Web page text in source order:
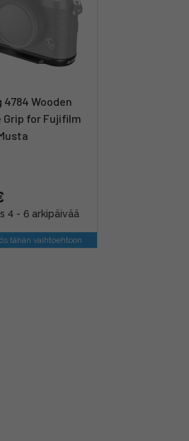
4784 Wooden
Grip for Fujifilm
4 - 6 arkipäivää
tähän vaihtoehtoon